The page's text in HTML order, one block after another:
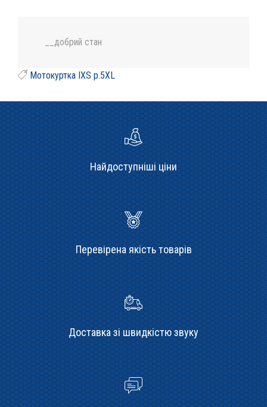
__добрий стан
Мотокуртка IXS p.5XL
Найдоступніші ціни
Перевірена якість товарів
Доставка зі швидкістю звуку